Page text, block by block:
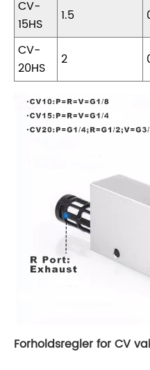
CV-
15HS
1.5
CV-
20HS
2
Forholdsregler for CV